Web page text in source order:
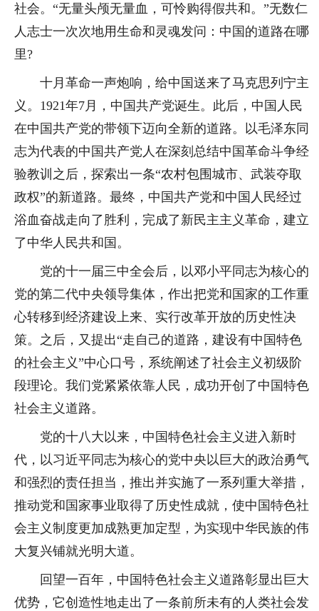
社会。“无量头颅无量血，可怜购得假共和。”无数仁
人志士一次次地用生命和灵魂发问：中国的道路在哪
里?
十月革命一声炮响，给中国送来了马克思列宁主
义。1921年7月，中国共产党诞生。此后，中国人民
在中国共产党的带领下迈向全新的道路。以毛泽东同
志为代表的中国共产党人在深刻总结中国革命斗争经
验教训之后，探索出一条“农村包围城市、武装夺取
政权”的新道路。最终，中国共产党和中国人民经过
浴血奋战走向了胜利，完成了新民主主义革命，建立
了中华人民共和国。
党的十一届三中全会后，以邓小平同志为核心的
党的第二代中央领导集体，作出把党和国家的工作重
心转移到经济建设上来、实行改革开放的历史性决
策。之后，又提出“走自己的道路，建设有中国特色
的社会主义”中心口号，系统阐述了社会主义初级阶
段理论。我们党紧紧依靠人民，成功开创了中国特色
社会主义道路。
党的十八大以来，中国特色社会主义进入新时
代，以习近平同志为核心的党中央以巨大的政治勇气
和强烈的责任担当，推出并实施了一系列重大举措，
推动党和国家事业取得了历史性成就，使中国特色社
会主义制度更加成熟更加定型，为实现中华民族的伟
大复兴铺就光明大道。
回望一百年，中国特色社会主义道路彰显出巨大
优势，它创造性地走出了一条前所未有的人类社会发